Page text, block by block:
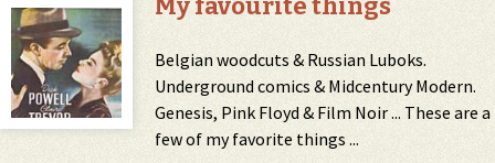
Belgian woodcuts & Russian Luboks.
Underground comics & Midcentury Modern.
Genesis, Pink Floyd & Film Noir ... These are a
few of my favorite things ...